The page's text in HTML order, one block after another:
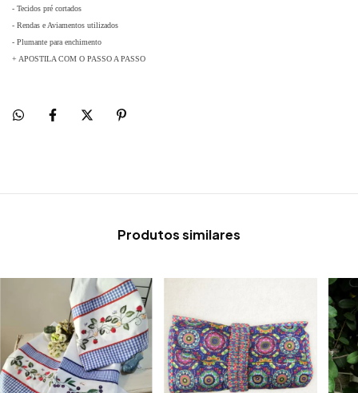
- Tecidos pré cortados
- Rendas e Aviamentos utilizados
- Plumante para enchimento
+ APOSTILA COM O PASSO A PASSO
Produtos similares